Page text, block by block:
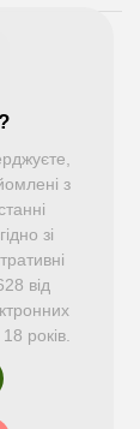
з
зі
від
років.